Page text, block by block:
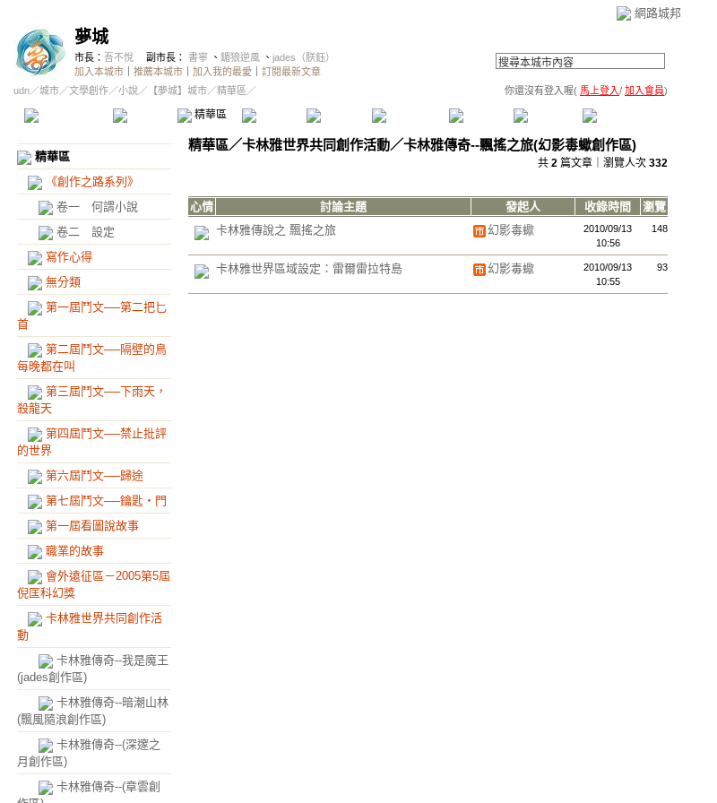
網路城邦
夢城
市長： 吾不悅 副市長： 書寧 、 鎇狼逆風 、 jades（朕鈺）
加入本城市
推薦本城市 加入我的最愛
訂閱最新文章
udn／城市／文學創作／小說／ 【夢城】城市／精華區／ 你還沒有登入喔( 馬上登入/ 加入會員)
精華區 投票區 影像館 公告區 訪客簿 市政中心
精華區
《創作之路系列》
卷一 何謂小說
卷二 設定
寫作心得
無分類
第一屆鬥文──第二把匕
首
第二屆鬥文──隔壁的鳥
每晚都在叫
第三屆鬥文──下雨天，
殺龍天
第四屆鬥文──禁止批評
的世界
第六屆鬥文──歸途
第七屆鬥文──鑰匙‧門
第一屆看圖說故事
職業的故事
會外遠征區－2005第5屆
倪匡科幻獎
卡林雅世界共同創作活
動
卡林雅傳奇--我是魔王
(jades創作區)
卡林雅傳奇--暗潮山林
(飄風隨浪創作區)
卡林雅傳奇--(深邃之
月創作區)
卡林雅傳奇--(章雲創
精華區／卡林雅世界共同創作活動／卡林雅傳奇--飄搖之旅(幻影毒蠍創作區)
共 2 篇文章｜瀏覽人次 332
心情 討論主題 發起人 收錄時間
瀏覽
卡林雅傳說之 飄搖之旅
幻影毒蠍
2010/09/13
10:56
148
卡林雅世界區域設定：雷爾雷拉特島 幻影毒蠍
2010/09/13
10:55
93